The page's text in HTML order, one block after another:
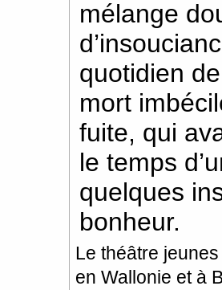
mélange
quotidien
mort
fuite, qui
le temps
quelques
bonheur.
Le théâtre
en Wallonie et à